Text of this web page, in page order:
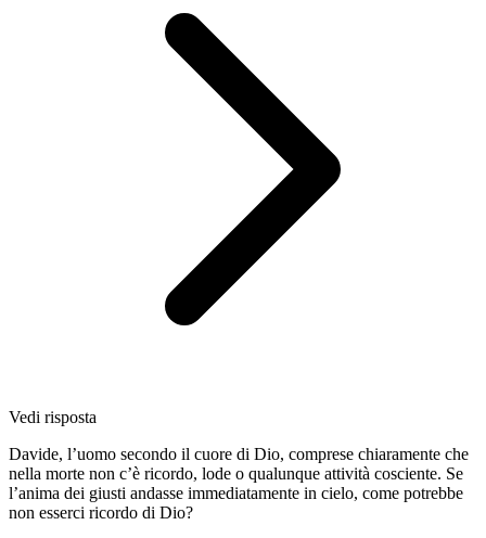
Vedi risposta
Davide, l’uomo secondo il cuore di Dio, comprese chiaramente che
nella morte non c’è ricordo, lode o qualunque attività cosciente. Se
l’anima dei giusti andasse immediatamente in cielo, come potrebbe
non esserci ricordo di Dio?